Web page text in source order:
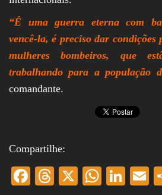
“É uma guerra eterna com
vencê-la, é preciso dar condições
mulheres bombeiros, que
trabalhando para a população
comandante.
Compartilhe:
Fa
T
X
W
Li
E